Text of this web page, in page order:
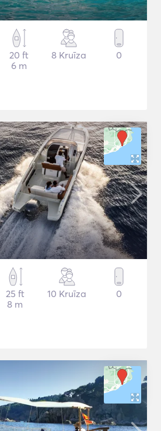
20 ft
6 m
8 Kruīza 0
25 ft
8 m
10 Kruīza 0